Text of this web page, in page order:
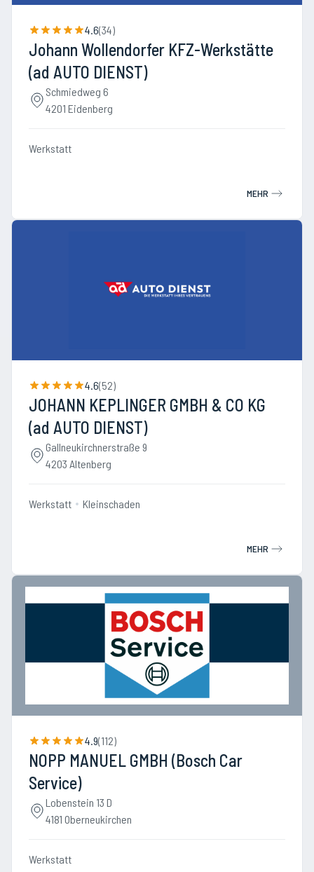
4.6(34)
Johann Wollendorfer KFZ-Werkstätte
(ad AUTO DIENST)
Schmiedweg 6
4201 Eidenberg
Werkstatt
MEHR
4.6(52)
JOHANN KEPLINGER GMBH & CO KG
(ad AUTO DIENST)
Gallneukirchnerstraße 9
4203 Altenberg
Werkstatt Kleinschaden
MEHR
4.9(112)
NOPP MANUEL GMBH (Bosch Car
Service)
Lobenstein 13 D
4181 Oberneukirchen
Werkstatt